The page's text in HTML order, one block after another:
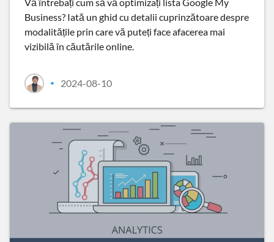
Vă întrebați cum să vă optimizați lista Google My
Business? Iată un ghid cu detalii cuprinzătoare despre
modalitățile prin care vă puteți face afacerea mai
vizibilă în căutările online.
• 2024-08-10